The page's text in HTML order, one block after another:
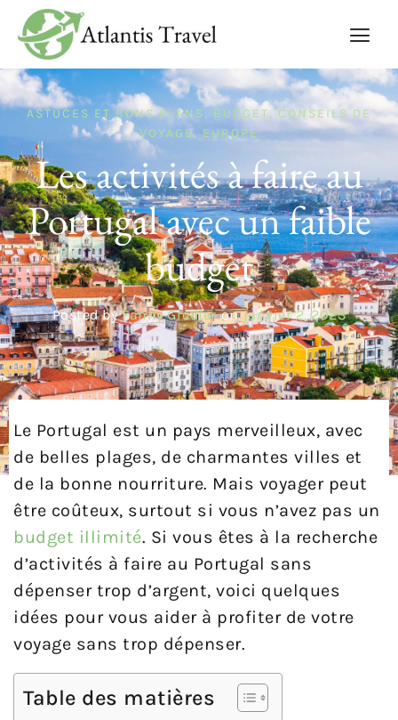
ASTUCES ET BONS PLANS, BUDGET,CONSEILS DE
VOYAGE, EUROPE
Les activités à faire au
Portugal avec un faible
budget
Posted by Fanny Gredier on janvier 2, 2023
Le Portugal est un pays merveilleux, avec
de belles plages, de charmantes villes et
de la bonne nourriture. Mais voyager peut
être coûteux, surtout si vous n’avez pas un
budget illimité. Si vous êtes à la recherche
d’activités à faire au Portugal sans
dépenser trop d’argent, voici quelques
idées pour vous aider à profiter de votre
voyage sans trop dépenser.
Table des matières